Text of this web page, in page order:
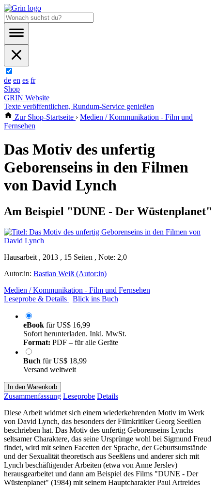
de en es fr
Shop
GRIN Website
Texte veröffentlichen, Rundum-Service genießen
Zur Shop-Startseite › Medien / Kommunikation - Film und
Fernsehen
Das Motiv des unfertig
Geborenseins in den Filmen
von David Lynch
Am Beispiel "DUNE - Der Wüstenplanet"
Hausarbeit , 2013 , 15 Seiten , Note: 2,0
Autor:in: Bastian Weiß (Autor:in)
Medien / Kommunikation - Film und Fernsehen
Leseprobe & Details
Blick ins Buch
eBook fürUS$ 16,99
Sofort herunterladen. Inkl. MwSt.
Format: PDF – für alle Geräte
Buch fürUS$ 18,99
Versand weltweit
In den Warenkorb
Zusammenfassung Leseprobe Details
Diese Arbeit widmet sich einem wiederkehrenden Motiv im Werk
von David Lynch, das besonders der Filmkritiker Georg Seeßlen
beschrieben hat. Das Motiv des unfertig Geborenseins Lynchs
seltsamer Charaktere, das seine Ursprünge wohl bei Sigmund Freud
findet, wird mit seinen Facetten der Sprache, der Geburtsumstände
und der Sexualität theoretisch aus Seeßlens und anderer sich mit
Lynch beschäftigender Arbeiten (etwa von Anne Jerslev)
herausgearbeitet und dann am Beispiel des Films "DUNE - Der
Wüstenplanet" (1984) mit seinem Hauptcharakter Paul Artreides